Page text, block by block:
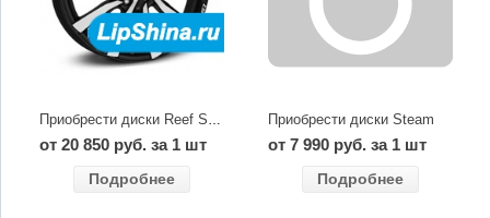
от 20 850 руб. за 1 шт
Подробнее
Приобрести диски Steam
от 7 990 руб. за 1 шт
Подробнее